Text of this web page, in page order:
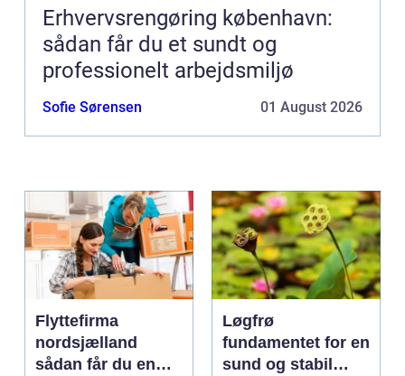
Erhvervsrengøring københavn:
sådan får du et sundt og
professionelt arbejdsmiljø
Sofie Sørensen 01 August 2026
Flyttefirma
nordsjælland
sådan får du en
Løgfrø
fundamentet for en
sund og stabil